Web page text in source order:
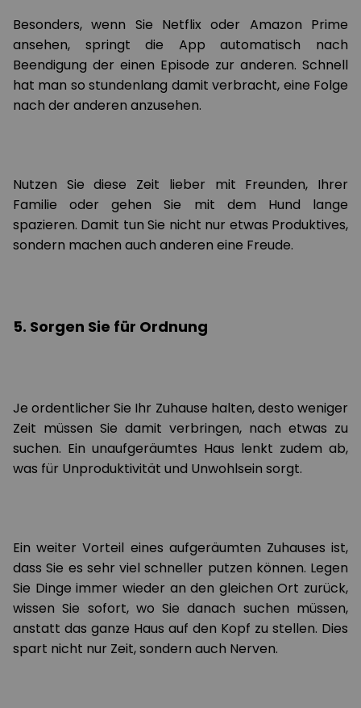
Besonders, wenn Sie Netflix oder Amazon Prime
ansehen, springt die App automatisch nach
Beendigung der einen Episode zur anderen. Schnell
hat man so stundenlang damit verbracht, eine Folge
nach der anderen anzusehen.
Nutzen Sie diese Zeit lieber mit Freunden, Ihrer
Familie oder gehen Sie mit dem Hund lange
spazieren. Damit tun Sie nicht nur etwas Produktives,
sondern machen auch anderen eine Freude.
5. Sorgen Sie für Ordnung
Je ordentlicher Sie Ihr Zuhause halten, desto weniger
Zeit müssen Sie damit verbringen, nach etwas zu
suchen. Ein unaufgeräumtes Haus lenkt zudem ab,
was für Unproduktivität und Unwohlsein sorgt.
Ein weiter Vorteil eines aufgeräumten Zuhauses ist,
dass Sie es sehr viel schneller putzen können. Legen
Sie Dinge immer wieder an den gleichen Ort zurück,
wissen Sie sofort, wo Sie danach suchen müssen,
anstatt das ganze Haus auf den Kopf zu stellen. Dies
spart nicht nur Zeit, sondern auch Nerven.